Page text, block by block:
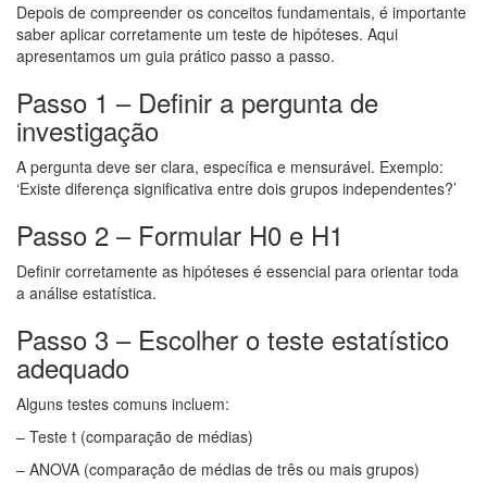
Depois de compreender os conceitos fundamentais, é importante
saber aplicar corretamente um teste de hipóteses. Aqui
apresentamos um guia prático passo a passo.
Passo 1 – Definir a pergunta de
investigação
A pergunta deve ser clara, específica e mensurável. Exemplo:
‘Existe diferença significativa entre dois grupos independentes?’
Passo 2 – Formular H0 e H1
Definir corretamente as hipóteses é essencial para orientar toda
a análise estatística.
Passo 3 – Escolher o teste estatístico
adequado
Alguns testes comuns incluem:
– Teste t (comparação de médias)
– ANOVA (comparação de médias de três ou mais grupos)